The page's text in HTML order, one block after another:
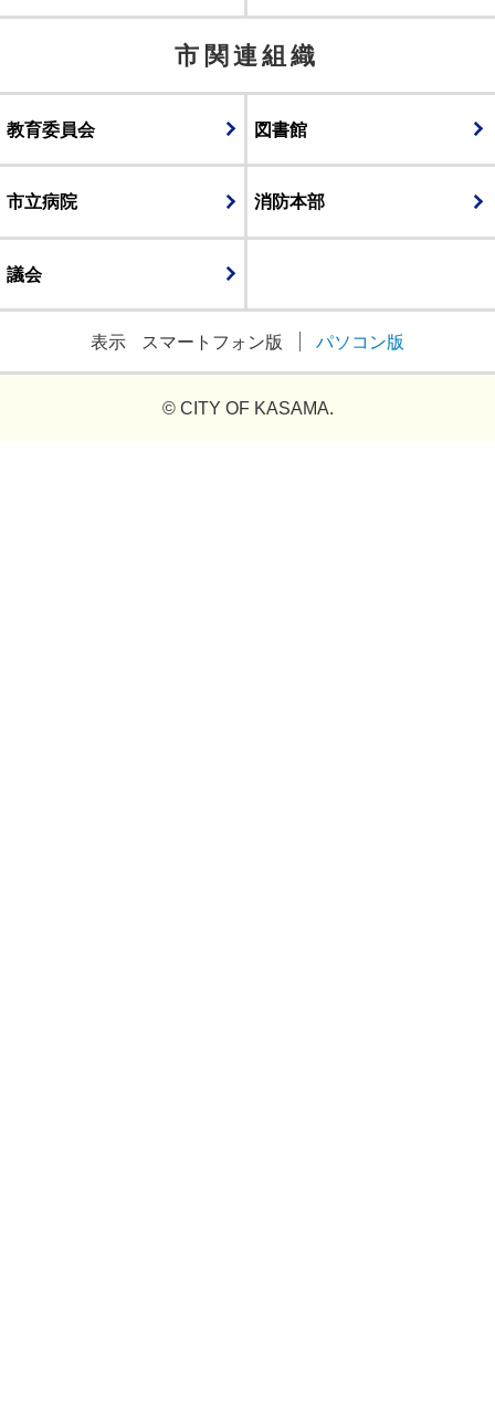
市関連組織
教育委員会 図書館
市立病院 消防本部
議会
表示 スマートフォン版 パソコン版
© CITY OF KASAMA.